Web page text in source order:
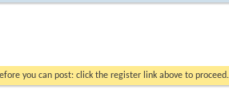
you can post: click the register link above to